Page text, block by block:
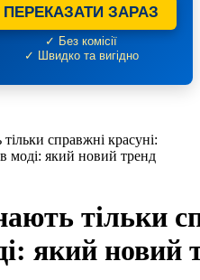
ПЕРЕКАЗАТИ ЗАРАЗ
✓ Без комісії
✓ Швидко та вигідно
справжні красуні:
моді: який новий тренд
тільки
який новий